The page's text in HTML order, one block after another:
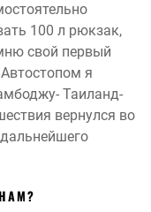
100 л рюкзак,
свой первый
я
Таиланд-
вернулся во